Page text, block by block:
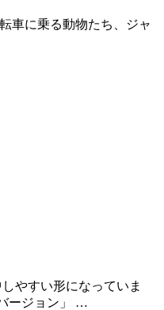
車に乗る動物たち、ジャ
やすい形になっていま
ージョン」 …